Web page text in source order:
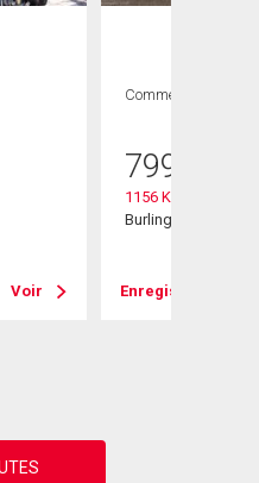
Voir
Commercial
799 000
1156 King Road
Burlington, ON
Enregistrer